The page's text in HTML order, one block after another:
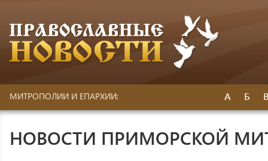
МИТРОПОЛИИ И ЕПАРХИИ: А Б
НОВОСТИ ПРИМОРСКОЙ